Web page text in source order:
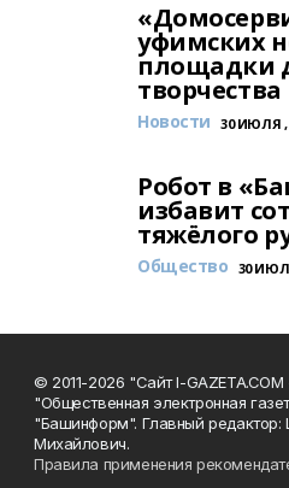
уфимских
площадки
творчества
Новости 30 ИЮЛЯ ,
Робот в
избавит
тяжёлого
Общество 30
© 2011-2026 "Сайт I-
"Общественная электронная
"Башинформ". Главный редактор:
Михайлович.
Правила применения